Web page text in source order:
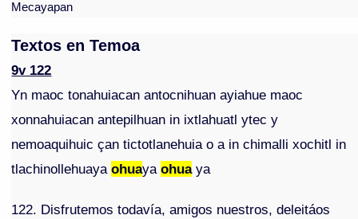
Mecayapan
Textos en Temoa
9v 122
Yn maoc tonahuiacan antocnihuan ayiahue maoc
xonnahuiacan antepilhuan in ixtlahuatl ytec y
nemoaquihuic çan tictotlanehuia o a in chimalli xochitl in
tlachinollehuayaohuayaohuaya
122. Disfrutemos todavía, amigos nuestros, deleitáos